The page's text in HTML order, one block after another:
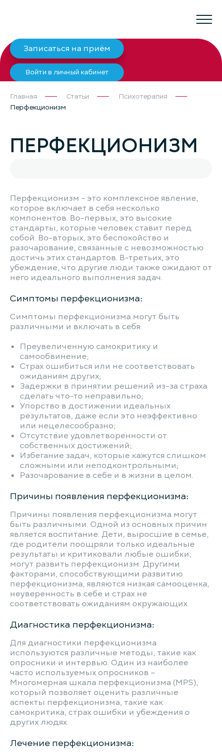
Записаться на приём
Войти в личный кабинет
Главная Статьи
Психотерапия
Перфекционизм
ПЕРФЕКЦИОНИЗМ
Перфекционизм - это комплексное явление,
которое включает в себя несколько
компонентов. Во-первых, это высокие
стандарты, которые человек ставит перед
собой. Во-вторых, это беспокойство и
разочарование, связанные с невозможностью
достичь этих стандартов. В-третьих, это
убеждение, что другие люди также ожидают от
него идеального выполнения задач.
Симптомы перфекционизма:
Симптомы перфекционизма могут быть
различными и включать в себя:
Преувеличенную самокритику и
самообвинение;
Страх ошибиться или не соответствовать
ожиданиям других;
Задержки в принятии решений из-за страха
сделать что-то неправильно;
Упорство в достижении идеальных
результатов, даже если это неэффективно
или нецелесообразно;
Отсутствие удовлетворенности от
собственных достижений;
Избегание задач, которые кажутся слишком
сложными или неподконтрольными;
Разочарование в себе и в жизни в целом.
Причины появления перфекционизма:
Причины появления перфекционизма могут
быть различными. Одной из основных причин
является воспитание. Дети, выросшие в семье,
где родители поощряли только идеальные
результаты и критиковали любые ошибки,
могут развить перфекционизм. Другими
факторами, способствующими развитию
перфекционизма, являются низкая самооценка,
неуверенность в себе и страх не
соответствовать ожиданиям окружающих.
Диагностика перфекционизма:
Для диагностики перфекционизма
используются различные методы, такие как
опросники и интервью. Один из наиболее
часто используемых опросников –
Многомерная шкала перфекционизма (MPS),
который позволяет оценить различные
аспекты перфекционизма, такие как
самокритика, страх ошибки и убеждения о
других людях.
Лечение перфекционизма: